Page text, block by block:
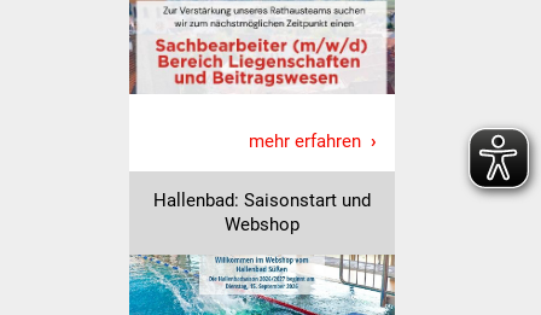
Sportanlagen
Tourismus
Route der
Lebenslagen
mehr erfahren
Hallenbad: Saisonstart und
Webshop